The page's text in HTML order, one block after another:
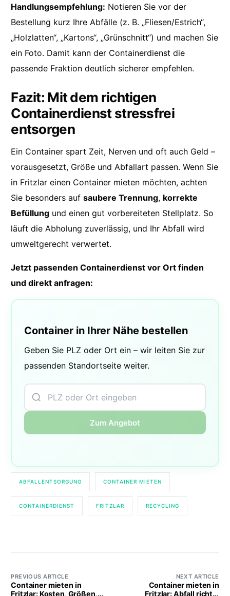
Handlungsempfehlung: Notieren Sie vor der
Bestellung kurz Ihre Abfälle (z. B. „Fliesen/Estrich“,
„Holzlatten“, „Kartons“, „Grünschnitt“) und machen Sie
ein Foto. Damit kann der Containerdienst die
passende Fraktion deutlich sicherer empfehlen.
Fazit: Mit dem richtigen
Containerdienst stressfrei
entsorgen
Ein Container spart Zeit, Nerven und oft auch Geld –
vorausgesetzt, Größe und Abfallart passen. Wenn Sie
in Fritzlar einen Container mieten möchten, achten
Sie besonders aufsaubere Trennung, korrekte
Befüllung und einen gut vorbereiteten Stellplatz. So
läuft die Abholung zuverlässig, und Ihr Abfall wird
umweltgerecht verwertet.
Jetzt passenden Containerdienst vor Ort finden
und direkt anfragen:
Container in Ihrer Nähe bestellen
Geben Sie PLZ oder Ort ein – wir leiten Sie zur
passenden Standortseite weiter.
Zum Angebot
ABFALLENTSORGUNG CONTAINER MIETEN
CONTAINERDIENST FRITZLAR RECYCLING
PREVIOUS ARTICLE
Container mieten in
Fritzlar: Kosten, Größen,
NEXT ARTICLE
Container mieten in
Fritzlar: Abfall richtig